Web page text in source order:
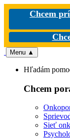
Chcem
Menu ▲
Hľadám
Chcem
Sieť